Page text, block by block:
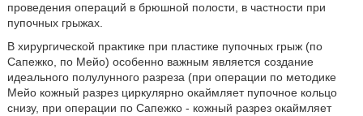
проведения операций в брюшной полости, в частности при
пупочных грыжах.
В хирургической практике при пластике пупочных грыж (по
Сапежко, по Мейо) особенно важным является создание
идеального полулунного разреза (при операции по методике
Мейо кожный разрез циркулярно окаймляет пупочное кольцо
снизу, при операции по Сапежко - кожный разрез окаймляет